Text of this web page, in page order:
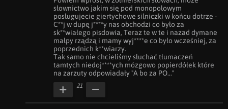
słownictwo jakim się pod monopolowym
posługujecie giertychowe silniczki w końcu dotrze -
C**j w dupę j****y nas obchodzi co było za
sk**wiałego pisdowia, Teraz te w te i nazad dymane
małpy rządzą i mamy wyj****e co było wcześniej, za
poprzednich k**wiarzy.
Tak samo nie chcieliśmy słuchać tłumaczeń
tamtych niedoj****ych mózgowo popierdółek które
na zarzuty odpowiadały "A bo za PO..."
21